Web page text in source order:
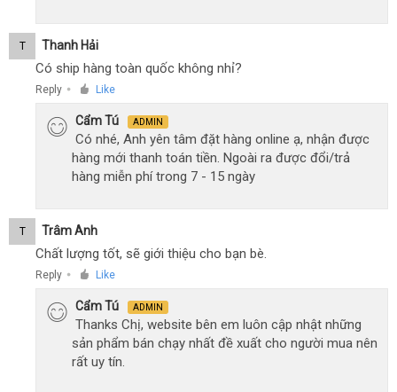
T Thanh Hải
Có ship hàng toàn quốc không nhỉ?
Reply ● Like
Cẩm Tú ADMIN
Có nhé, Anh yên tâm đặt hàng online ạ, nhận được
hàng mới thanh toán tiền. Ngoài ra được đổi/trả
hàng miễn phí trong 7 - 15 ngày
T Trâm Anh
Chất lượng tốt, sẽ giới thiệu cho bạn bè.
Reply ● Like
Cẩm Tú ADMIN
Thanks Chị, website bên em luôn cập nhật những
sản phẩm bán chạy nhất đề xuất cho người mua nên
rất uy tín.